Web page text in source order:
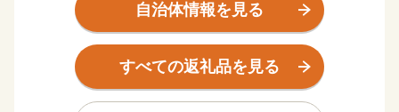
美しい景観を 誇る田園地帯や、黒髪連山など豊かな自
然に恵まれ、古くからやきものの町として栄えました。
自治体情報を見る
すべての返礼品を見る